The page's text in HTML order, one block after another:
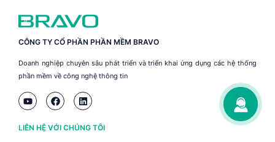
CÔNG TY CỔ PHẦN PHẦN MỀM BRAVO
Doanh nghiệp chuyên sâu phát triển và triển khai ứng dụng các hệ thống
phần mềm về công nghệ thông tin
LIÊN HỆ VỚI CHÚNG TÔI